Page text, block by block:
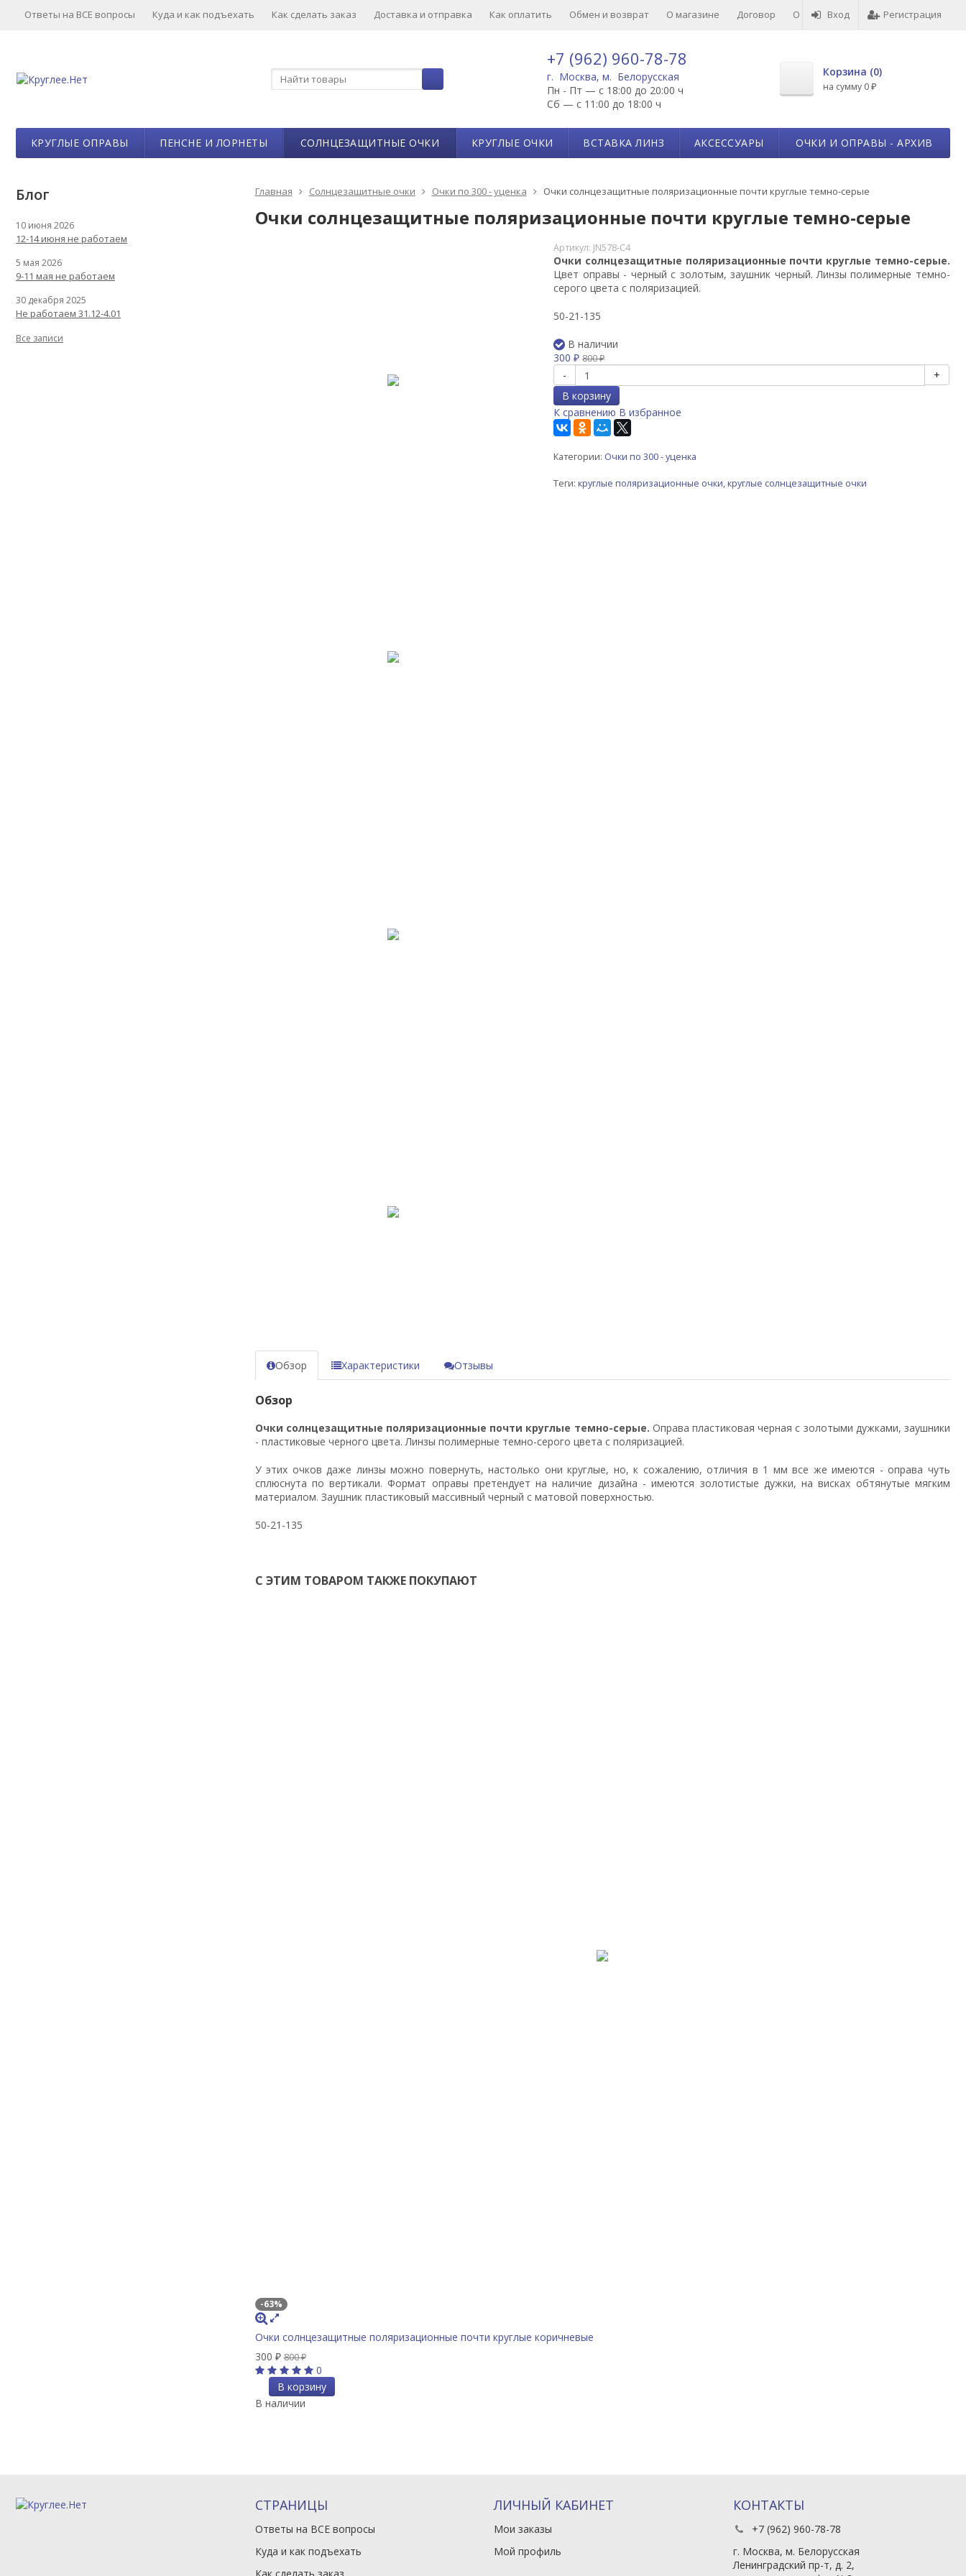
Вход Регистрация
Ответы на ВСЕ вопросы Куда и как подъехать Как сделать заказ Доставка и отправка Как оплатить Обмен и возврат О магазине Договор О товарах Отзывы
+7 (962) 960-78-78
г. Москва, м. Белорусская
Пн - Пт — с 18:00 до 20:00 ч
Сб — с 11:00 до 18:00 ч
Корзина (0)
на сумму 0 ₽
КРУГЛЫЕ ОПРАВЫ ПЕНСНЕ И ЛОРНЕТЫ СОЛНЦЕЗАЩИТНЫЕ ОЧКИ КРУГЛЫЕ ОЧКИ ВСТАВКА ЛИНЗ АКСЕССУАРЫ ОЧКИ И ОПРАВЫ - АРХИВ
Главная Солнцезащитные очки Очки по 300 - уценка Очки солнцезащитные поляризационные почти круглые темно-серые
Очки солнцезащитные поляризационные почти круглые темно-серые
Артикул: JN578-C4
Очки солнцезащитные поляризационные почти круглые темно-серые.
Цвет оправы - черный с золотым, заушник черный. Линзы полимерные темно-
серого цвета с поляризацией.
50-21-135
В наличии
300₽ 800₽
-
+
В корзину
К сравнению В избранное
Категории: Очки по 300 - уценка
Теги:круглые поляризационные очки,круглые солнцезащитные очки
Обзор Характеристики Отзывы
Обзор
Очки солнцезащитные поляризационные почти круглые темно-серые. Оправа пластиковая черная с золотыми дужками, заушники
- пластиковые черного цвета. Линзы полимерные темно-серого цвета с поляризацией.
У этих очков даже линзы можно повернуть, настолько они круглые, но, к сожалению, отличия в 1 мм все же имеются - оправа чуть
сплюснута по вертикали. Формат оправы претендует на наличие дизайна - имеются золотистые дужки, на висках обтянутые мягким
материалом. Заушник пластиковый массивный черный с матовой поверхностью.
50-21-135
С ЭТИМ ТОВАРОМ ТАКЖЕ ПОКУПАЮТ
-63%
Очки солнцезащитные поляризационные почти круглые коричневые
300 ₽ 800₽
0
В корзину
В наличии
Блог
10 июня 2026
12-14 июня не работаем
5 мая 2026
9-11 мая не работаем
30 декабря 2025
Не работаем 31.12-4.01
Все записи
СТРАНИЦЫ
Ответы на ВСЕ вопросы
Куда и как подъехать
ЛИЧНЫЙ КАБИНЕТ
Мои заказы
Мой профиль
КОНТАКТЫ
+7 (962) 960-78-78
г. Москва, м. Белорусская
Ленинградский пр-т, д. 2,